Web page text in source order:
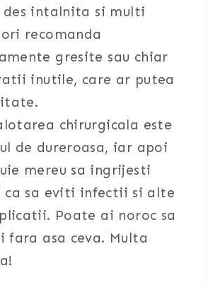
des intalnita si multi
recomanda
gresite sau chiar
inutile, care ar putea
chirurgicala este
de dureroasa, iar apoi
mereu sa ingrijesti
ca sa eviti infectii si alte
Poate ai noroc sa
fara asa ceva. Multa